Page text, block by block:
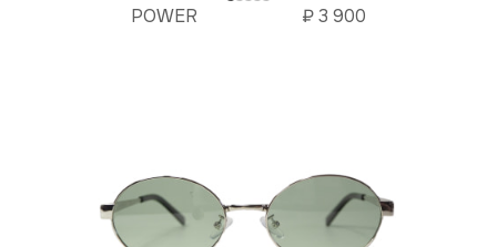
POWER ₽3 900